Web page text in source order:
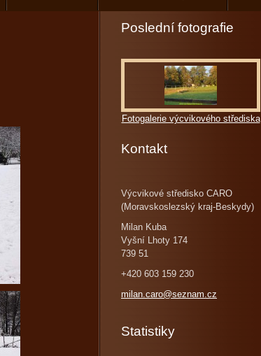
Poslední fotografie
Fotogalerie výcvikového střediska
Kontakt
Výcvikové středisko CARO
(Moravskoslezský kraj-Beskydy)
Milan Kuba
Vyšní Lhoty 174
739 51
+420 603 159 230
milan.caro@seznam.cz
Statistiky